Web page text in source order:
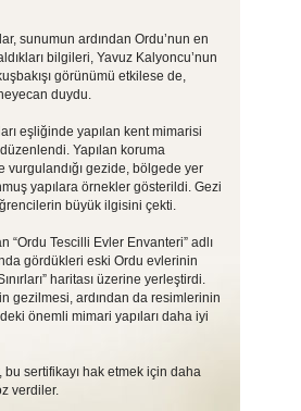
sunumun ardından Ordu’nun en
bilgileri, Yavuz Kalyoncu’nun
görünümü etkilese de,
duydu.
eşliğinde yapılan kent mimarisi
Yapılan koruma
vurgulandığı gezide, bölgede yer
yapılara örnekler gösterildi. Gezi
büyük ilgisini çekti.
“Ordu Tescilli Evler Envanteri” adlı
gördükleri eski Ordu evlerinin
haritası üzerine yerleştirdi.
gezilmesi, ardından da resimlerinin
önemli mimari yapıları daha iyi
bu sertifikayı hak etmek için daha
verdiler.